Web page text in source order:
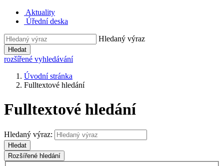
Aktuality
Úřední deska
Hledaný výraz
Hledat
rozšířené vyhledávání
Úvodní stránka
Fulltextové hledání
Fulltextové hledání
Hledaný výraz:
Hledat
Rozšířené hledání